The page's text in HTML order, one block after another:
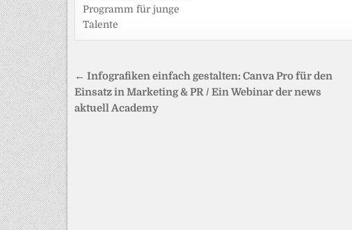
Programm für junge
Talente
Beitragsnavigation
← Infografiken einfach gestalten: Canva Pro für den
Einsatz in Marketing & PR / Ein Webinar der news
aktuell Academy